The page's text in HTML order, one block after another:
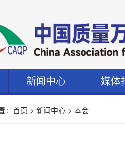
新闻中心 媒体
首页 > 新闻中心 > 本会